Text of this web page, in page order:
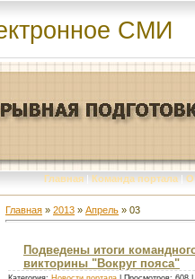
СМИ
Главная | Команда портала | О
Главная » 2013 » Апрель » 03
Подведены итоги
викторины "Вокруг пояса"